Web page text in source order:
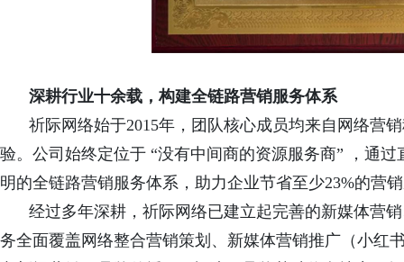
深耕行业十余载，构建全链路营销服务体系
祈际网络始于2015年，团队核心成员均来自网络营
验。公司始终定位于 “没有中间商的资源服务商” ，通
明的全链路营销服务体系，助力企业节省至少23%的营
经过多年深耕，祈际网络已建立起完善的新媒体营
务全面覆盖网络整合营销策划、新媒体营销推广（小红